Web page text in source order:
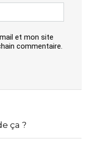
et mon site
commentaire.
ça ?